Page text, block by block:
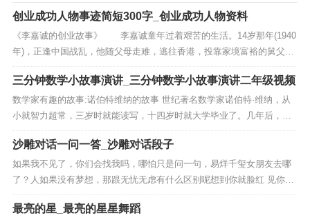
创业成功人物事迹简短300字_创业成功人物资料
《李嘉诚的创业故事》 李嘉诚童年过着艰苦的生活。14岁那年(1940
年)，正逢中国战乱，他随父母走难，逃往香港，投靠家境富裕的舅父庄
静庵，可惜不久父亲因病去世。身为长子的李嘉诚，为了养家糊口及不
依赖...
三分钟数学小故事演讲_三分钟数学小故事演讲二年级视频
数学家有趣的故事:诺伯特维纳的故事 世纪著名数学家诺伯特·维纳，从
小就智力超常，三岁时就能读写，十四岁时就大学毕业了。几年后，他
又通过了博士论文答辩，成为美国哈佛大学的科学博士。 在博士学位的
授予仪式...
沙雕对话一问一答_沙雕对话段子
如果我不见了，你们会找我吗，哪怕只是问一句，易烊千玺女朋友去哪
了？人如果没有梦想，那跟无忧无虑有什么区别呢想到你就脸红 见你不
用腮红干啥啥不行，吃饭第一名我保持年轻的秘诀：谎报年龄高价出售
本人脑子没有...
最亮的星_最亮的星星舞蹈